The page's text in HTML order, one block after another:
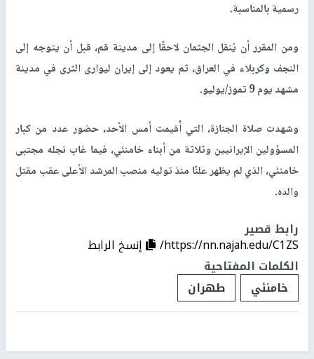
رسمية بالمناسبة.
ومن المقرر أن يُنقل الجثمان لاحقًا إلى مدينة قم، قبل أن يتوجه إلى
النجف وكربلاء في العراق، ثم يعود إلى إيران ليوارى الثرى في مدينة
مشهد يوم 9 تموز/يوليو.
وشهدت صلاة الجنازة، التي أُقيمت أمس الأحد، حضور عدد من كبار
المسؤولين الإيرانيين وثلاثة من أبناء خامنئي، فيما غاب نجله مجتبى
خامنئي، الذي لم يظهر علنًا منذ توليه منصب المرشد الأعلى عقب مقتل
والده.
رابط قصير
https://nn.najah.edu/C1ZS/
إنسخ الرابط
الكلمات المفتاحية
خامنئي
طهران